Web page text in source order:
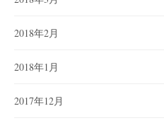
2018年2月
2018年1月
2017年12月